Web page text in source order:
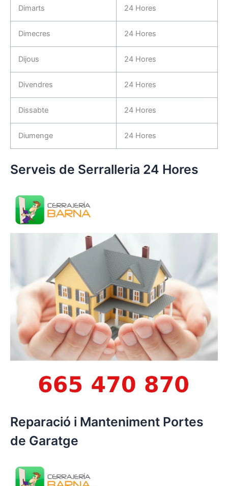
Dimarts 24 Hores
Dimecres 24 Hores
Dijous 24 Hores
Divendres 24 Hores
Dissabte 24 Hores
Diumenge 24 Hores
Serveis de Serralleria 24 Hores
Reparació i Manteniment Portes
de Garatge